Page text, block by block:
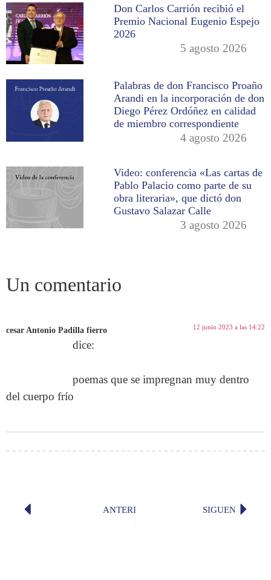
Don Carlos Carrión recibió el
Premio Nacional Eugenio Espejo
2026
5 agosto 2026
Palabras de don Francisco Proaño
Arandi en la incorporación de don
Diego Pérez Ordóñez en calidad
de miembro correspondiente
4 agosto 2026
Video: conferencia «Las cartas de
Pablo Palacio como parte de su
obra literaria», que dictó don
Gustavo Salazar Calle
3 agosto 2026
Un comentario
cesar Antonio Padilla fierro
dice:
12 junio 2023 a las 14:22
poemas que se impregnan muy dentro
del cuerpo frío
ANTERIOR ¿«bulevar» o «boulevard»?
SIGUENTE